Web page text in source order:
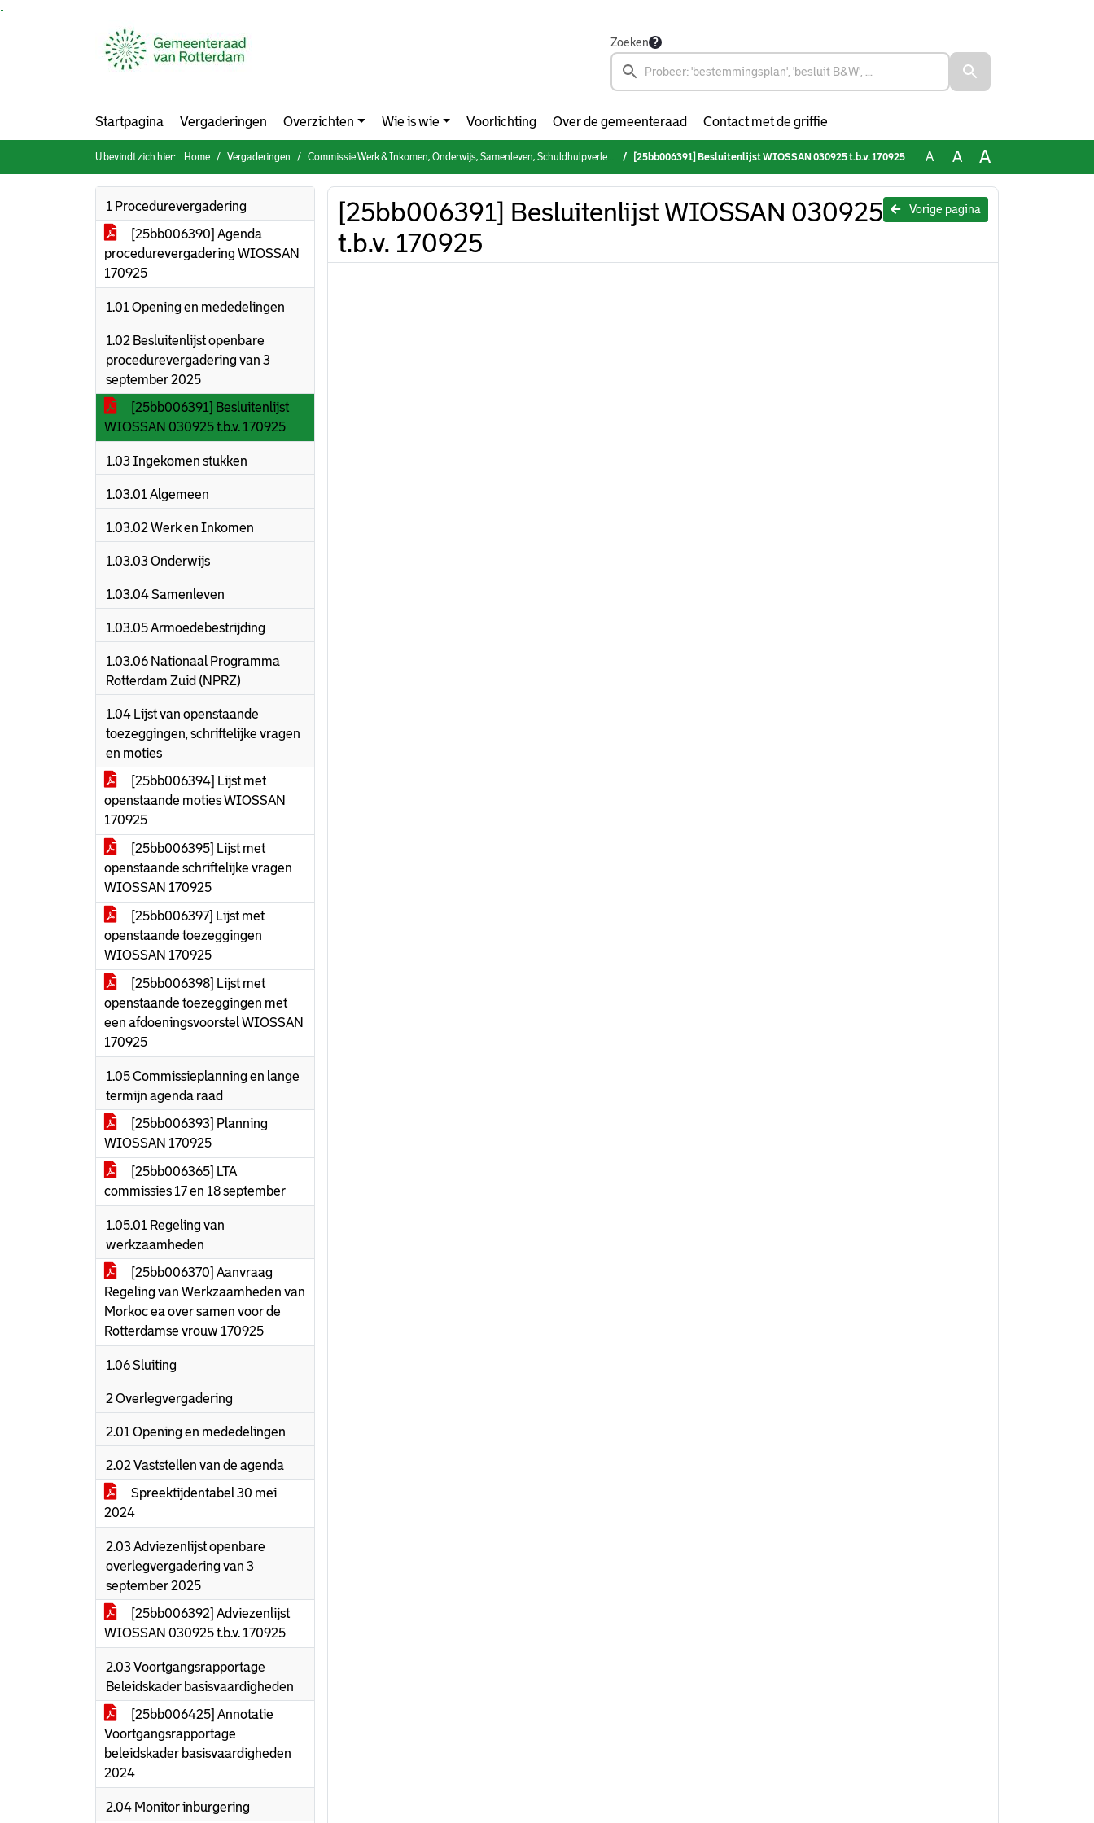
Zoeken
Startpagina Vergaderingen Overzichten Wie is wie Voorlichting Over de gemeenteraad Contact met de griffie
U bevindt zich hier: Home Vergaderingen Commissie Werk & Inkomen, Onderwijs, Samenleven, Schuldhulpverlening & Armoedebestrijding, NPRZ (woensdag 17 september 2025) [25bb006391] Besluitenlijst WIOSSAN 030925 t.b.v. 170925 A A A
1 Procedurevergadering
[25bb006390] Agenda
procedurevergadering WIOSSAN
170925
1.01 Opening en mededelingen
1.02 Besluitenlijst openbare
procedurevergadering van 3
september 2025
[25bb006391] Besluitenlijst
WIOSSAN 030925 t.b.v. 170925
1.03 Ingekomen stukken
1.03.01 Algemeen
1.03.02 Werk en Inkomen
1.03.03 Onderwijs
1.03.04 Samenleven
1.03.05 Armoedebestrijding
1.03.06 Nationaal Programma
Rotterdam Zuid (NPRZ)
1.04 Lijst van openstaande
toezeggingen, schriftelijke vragen
en moties
[25bb006394] Lijst met
openstaande moties WIOSSAN
170925
[25bb006395] Lijst met
openstaande schriftelijke vragen
WIOSSAN 170925
[25bb006397] Lijst met
openstaande toezeggingen
WIOSSAN 170925
[25bb006398] Lijst met
openstaande toezeggingen met
een afdoeningsvoorstel WIOSSAN
170925
1.05 Commissieplanning en lange
termijn agenda raad
[25bb006393] Planning
WIOSSAN 170925
[25bb006365] LTA
commissies 17 en 18 september
1.05.01 Regeling van
werkzaamheden
[25bb006370] Aanvraag
Regeling van Werkzaamheden van
Morkoc ea over samen voor de
Rotterdamse vrouw 170925
1.06 Sluiting
2 Overlegvergadering
2.01 Opening en mededelingen
2.02 Vaststellen van de agenda
Spreektijdentabel 30 mei
2024
2.03 Adviezenlijst openbare
overlegvergadering van 3
september 2025
[25bb006392] Adviezenlijst
WIOSSAN 030925 t.b.v. 170925
2.03 Voortgangsrapportage
Beleidskader basisvaardigheden
[25bb006425] Annotatie
Voortgangsrapportage
beleidskader basisvaardigheden
2024
2.04 Monitor inburgering
Vorige pagina
[25bb006391] Besluitenlijst WIOSSAN 030925
t.b.v. 170925